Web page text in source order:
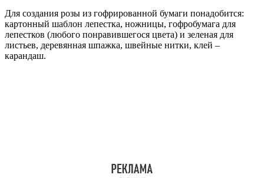
Для создания розы из гофрированной бумаги понадобится:
картонный шаблон лепестка, ножницы, гофробумага для
лепестков (любого понравившегося цвета) и зеленая для
листьев, деревянная шпажка, швейные нитки, клей –
карандаш.